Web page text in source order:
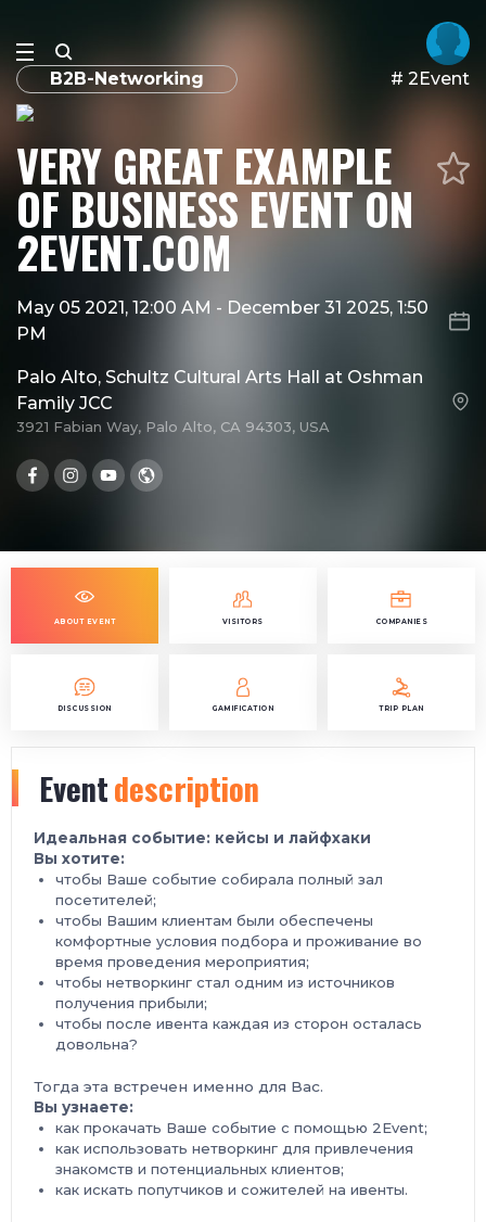
B2B-Networking # 2Event
VERY GREAT EXAMPLE
OF BUSINESS EVENT ON
2EVENT.COM
May 05 2021, 12:00 AM - December 31 2025, 1:50
PM
Palo Alto, Schultz Cultural Arts Hall at Oshman
Family JCC
3921 Fabian Way, Palo Alto, CA 94303, USA
ABOUT EVENT VISITORS COMPANIES
DISCUSSION GAMIFICATION TRIP PLAN
Eventdescription
Идеальная событие: кейсы и лайфхаки
Вы хотите:
чтобы Ваше событие собирала полный зал
посетителей;
чтобы Вашим клиентам были обеспечены
комфортные условия подбора и проживание во
время проведения мероприятия;
чтобы нетворкинг стал одним из источников
получения прибыли;
чтобы после ивента каждая из сторон осталась
довольна?
Тогда эта встречен именно для Вас.
Вы узнаете:
как прокачать Ваше событие с помощью 2Event;
как использовать нетворкинг для привлечения
знакомств и потенциальных клиентов;
как искать попутчиков и сожителей на ивенты.